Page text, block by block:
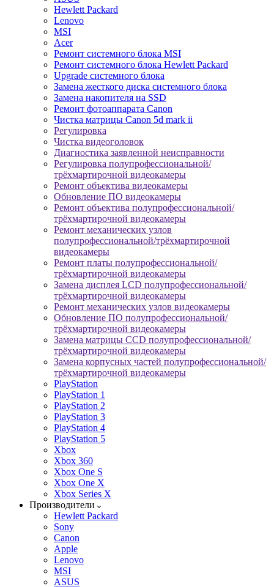
Hewlett Packard
Lenovo
MSI
Acer
Ремонт системного блока MSI
Ремонт системного блока Hewlett Packard
Upgrade системного блока
Замена жесткого диска системного блока
Замена накопителя на SSD
Ремонт фотоаппарата Canon
Чистка матрицы Canon 5d mark ii
Регулировка
Чистка видеоголовок
Диагностика заявленной неисправности
Регулировка полупрофессиональной/
трёхмартирочной видеокамеры
Ремонт объектива видеокамеры
Обновление ПО видеокамеры
Ремонт объектива полупрофессиональной/
трёхмартирочной видеокамеры
Ремонт механических узлов
полупрофессиональной/трёхмартирочной
видеокамеры
Ремонт платы полупрофессиональной/
трёхмартирочной видеокамеры
Замена дисплея LCD полупрофессиональной/
трёхмартирочной видеокамеры
Ремонт механических узлов видеокамеры
Обновление ПО полупрофессиональной/
трёхмартирочной видеокамеры
Замена матрицы CCD полупрофессиональной/
трёхмартирочной видеокамеры
Замена корпусных частей полупрофессиональной/
трёхмартирочной видеокамеры
PlayStation
PlayStation 1
PlayStation 2
PlayStation 3
PlayStation 4
PlayStation 5
Xbox
Xbox 360
Xbox One S
Xbox One X
Xbox Series X
Производители
Hewlett Packard
Sony
Canon
Apple
Lenovo
MSI
ASUS